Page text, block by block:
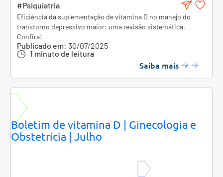
#Psiquiatria
Eficiência da suplementação de vitamina D no manejo do
transtorno depressivo maior: uma revisão sistemática.
Confira!
Publicado em: 30/07/2025
1 minuto de leitura
Saiba mais
Boletim de vitamina D | Ginecologia e
Obstetrícia | Julho